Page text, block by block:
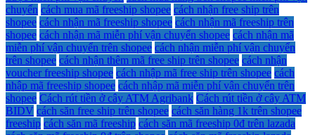
chuyển cách mua mã freeship shopee cách nhận free ship trên
shopee cách nhận mã freeship shopee cách nhận mã freeship trên
shopee cách nhận mã miễn phí vận chuyển shopee cách nhận mã
miễn phí vận chuyển trên shopee cách nhận miễn phí vận chuyển
trên shopee cách nhận thêm mã free ship trên shopee cách nhận
voucher freeship shopee cách nhập mã free ship trên shopee cách
nhập mã freeship shopee cách nhập mã miễn phí vận chuyển trên
shopee Cách rút tiền ở cây ATM Agribank Cách rút tiền ở cây ATM
BIDV cách săn free ship trên shopee cách săn hàng 1k trên shopee
freeship cách săn mã freeship cách săn mã freeship 0đ trên lazada